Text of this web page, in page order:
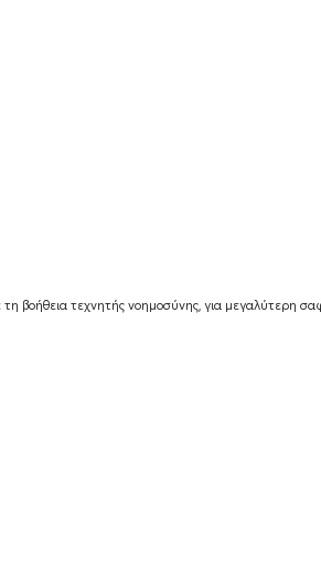
βοήθεια τεχνητής νοημοσύνης, για μεγαλύτερη